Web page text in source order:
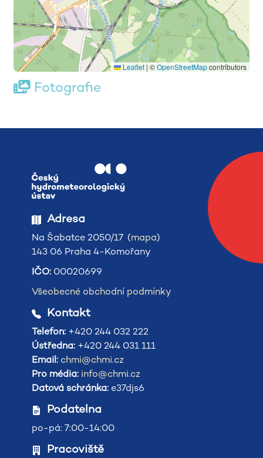
Leaflet | ©OpenStreetMapcontributors
Fotografie
Adresa
Na Šabatce 2050/17 (mapa)
143 06 Praha 4-Komořany
IČO: 00020699
Všeobecné obchodní podmínky
Kontakt
Telefon: +420 244 032 222
Ústředna: +420 244 031 111
Email: chmi@chmi.cz
Pro média: info@chmi.cz
Datová schránka: e37djs6
Podatelna
po-pá: 7:00-14:00
Pracoviště